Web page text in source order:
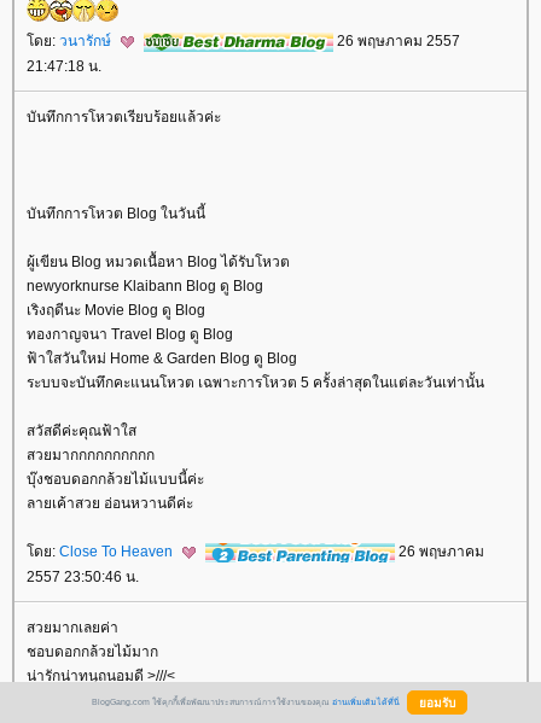
ดย: วนารักษ์
26 พฤษภาคม 2557
21:47:18 น.
บันทึกการโหวตเรียบร้อยแล้วค่ะ
บันทึกการโหวต Blog ในวันนี้
ผู้เขียน Blog หมวดเนื้อหา Blog ได้รับโหวต
newyorknurse Klaibann Blog ดู Blog
เริงฤดีนะ Movie Blog ดู Blog
ทองกาญจนา Travel Blog ดู Blog
ฟ้าใสวันใหม่ Home & Garden Blog ดู Blog
ระบบจะบันทึกคะแนนโหวต เฉพาะการโหวต 5 ครั้งล่าสุดในแต่ละวันเท่านั้น
สวัสดีค่ะคุณฟ้าใส
สวยมากกกกกกกกกก
บุ๊งชอบดอกกล้วยไม้แบบนี้ค่ะ
ลายเค้าสวย อ่อนหวานดีค่ะ
ดย: Close To Heaven
26 พฤษภาคม
2557 23:50:46 น.
สวยมากเลยค่า
ชอบดอกกล้วยไม้มาก
น่ารักน่าทนุถนอมดี >///<
BlogGang.com ใช้คุกกี้เพื่อพัฒนาประสบการณ์การใช้งานของคุณ อ่านเพิ่มเติมได้ที่นี่